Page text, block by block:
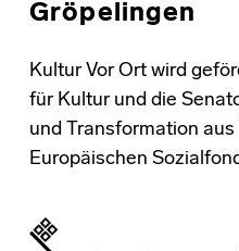
Gröpelingen
Kultur Vor Ort wird
für Kultur und die
und Transformation
Europäischen